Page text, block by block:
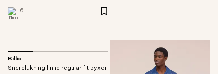
+6
Billie
Snörelukning linne regular fit byxor